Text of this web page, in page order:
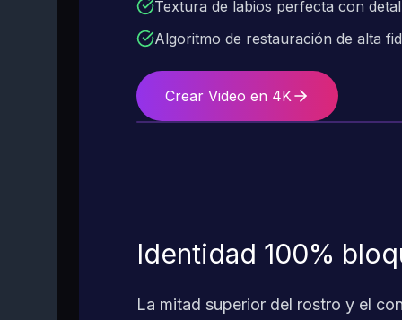
Textura de labios perfecta con
Algoritmo de restauración de alta
Crear Video en 4K
Identidad 100%
La mitad superior del rostro y el